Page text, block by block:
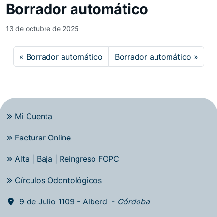
Borrador automático
13 de octubre de 2025
Borrador automático Borrador automático
Mi Cuenta
Facturar Online
Alta | Baja | Reingreso FOPC
Círculos Odontológicos
9 de Julio 1109 - Alberdi - Córdoba